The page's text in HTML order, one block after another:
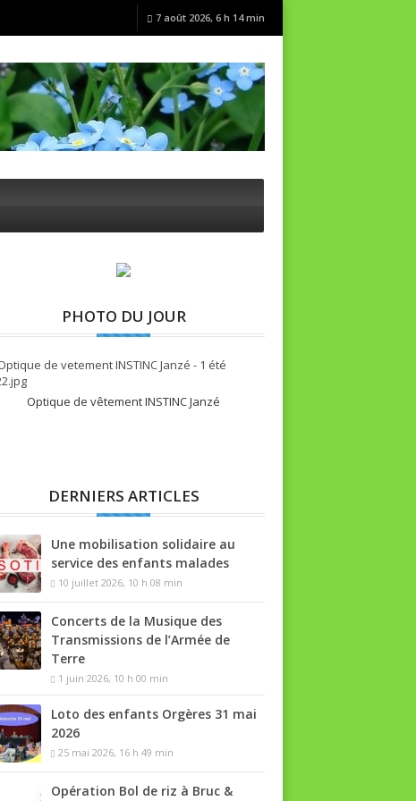
7 août 2026, 6 h 14 min
PHOTO DU JOUR
Optique de vêtement INSTINC Janzé
DERNIERS ARTICLES
Une mobilisation solidaire au
service des enfants malades
10 juillet 2026, 10 h 08 min
Concerts de la Musique des
Transmissions de l’Armée de
Terre
1 juin 2026, 10 h 00 min
Loto des enfants Orgères 31 mai
2026
25 mai 2026, 16 h 49 min
Opération Bol de riz à Bruc &